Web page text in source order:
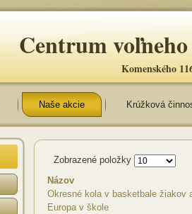
Centrum voľneho
Komenského
Naše akcie Krúžková
Zobrazené položky
Názov
Okresné kola v basketbale žiakov
Europa v škole